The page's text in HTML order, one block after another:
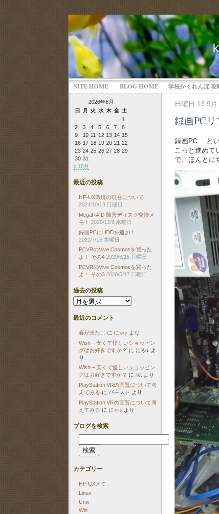
SITE HOME BLOG HOME 学校かくれんぼ 攻
日曜日 13 9
録画PC
録画PC… と
こっと進め
で、ほんと
2026年8月
日
月 火 水 木 金 土
1
2
3 4 5 6 7
8
9
10 11 12 13 14 15
16 17 18 19 20 21 22
23 24 25 26 27 28 29
30 31
« 10月
最近の投稿
HP-UX環境の現在について
2024/10/13 日曜日
MegaRAID 障害ディスク交換メ
モ！
2020/12/9 水曜日
録画PCにHDDを追加！
2020/7/16 木曜日
PCVRのVive Cosmosを買った
よ！ その4 2020/6/15 月曜日
PCVRのVive Cosmosを買った
よ！ その3 2020/5/17 日曜日
過去の投稿
過
去
の
投
最近のコメント
春が来た… に にゃ♪ より
Wish – 安くて怪しいショッピン
グはお好きですか？ に にゃ♪ よ
り
Wish – 安くて怪しいショッピン
グはお好きですか？ にrkt より
PlayStation VRの画質について考
えてみる に バースト より
PlayStation VRの画質について考
えてみる に にゃ♪ より
ブログを検索
索:
カテゴリー
HP-UXメモ
Linux
Unix
Win